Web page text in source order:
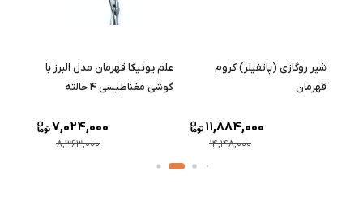
شیر روگازی (پاتفیلر) کروم
قهرمان
14,148,000
11,884,000
علم یونیکا قهرمان مدل البرز با
گوشی مغناطیسی ۴ حالته
8,363,000
7,024,000